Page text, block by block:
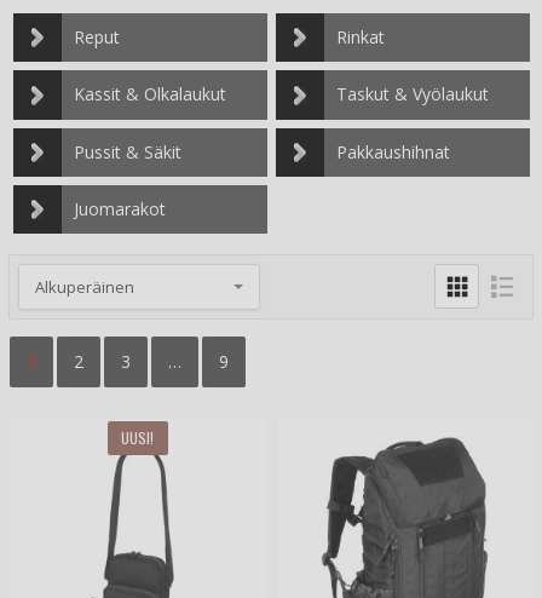
Reput Rinkat
Kassit & Olkalaukut Taskut & Vyölaukut
Pussit & Säkit Pakkaushihnat
Juomarakot
1 2 3 … 9
UUSI!